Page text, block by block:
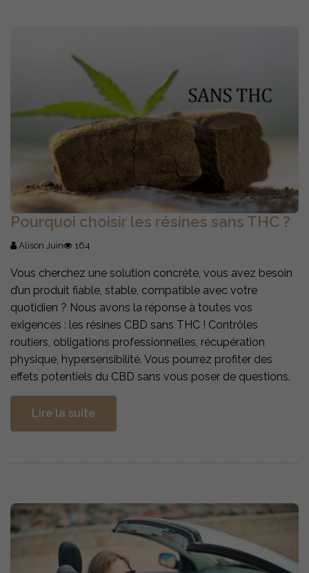
Pourquoi choisir les résines sans THC ?
Alison Juin 164
Vous cherchez une solution concrète, vous avez besoin
d’un produit fiable, stable, compatible avec votre
quotidien ? Nous avons la réponse à toutes vos
exigences : les résines CBD sans THC ! Contrôles
routiers, obligations professionnelles, récupération
physique, hypersensibilité. Vous pourrez profiter des
effets potentiels du CBD sans vous poser de questions.
Lire la suite